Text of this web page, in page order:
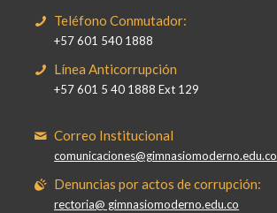
Teléfono Conmutador:
+57 601 540 1888
Línea Anticorrupción
+57 601 5 40 1888 Ext 129
Correo Institucional
comunicaciones@gimnasiomoderno.edu.co
Denuncias por actos de corrupción:
rectoria@ gimnasiomoderno.edu.co